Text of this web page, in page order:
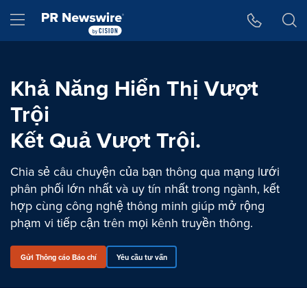
Hamburger menu
Khả Năng Hiển Thị Vượt
Trội
Kết Quả Vượt Trội.
Chia sẻ câu chuyện của bạn thông qua mạng lưới
phân phối lớn nhất và uy tín nhất trong ngành, kết
hợp cùng công nghệ thông minh giúp mở rộng
phạm vi tiếp cận trên mọi kênh truyền thông.
Gửi Thông cáo Báo chí Yêu cầu tư vấn